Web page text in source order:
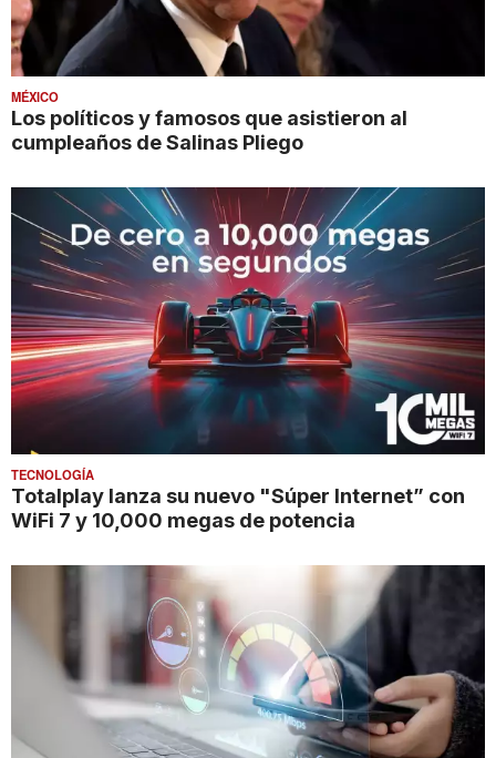
MÉXICO
Los políticos y famosos que asistieron al
cumpleaños de Salinas Pliego
TECNOLOGÍA
Totalplay lanza su nuevo "Súper Internet” con
WiFi 7 y 10,000 megas de potencia